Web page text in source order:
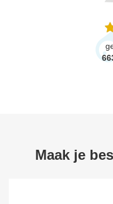
Maak je